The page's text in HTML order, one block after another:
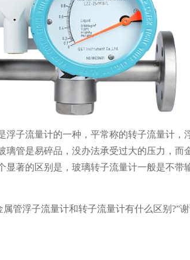
子流量计的一种，平常称的转子流量计，
管是易碎品，没办法承受过大的压力，而
著的区别是，玻璃转子流量计一般是不带
属管浮子流量计和转子流量计有什么区别?”